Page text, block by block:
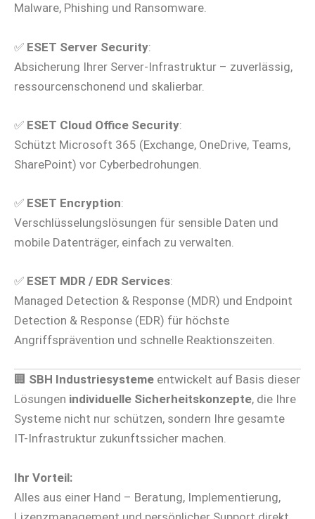
Malware, Phishing und Ransomware.
✅ ESET Server Security:
Absicherung Ihrer Server-Infrastruktur – zuverlässig,
ressourcenschonend und skalierbar.
✅ ESET Cloud Office Security:
Schützt Microsoft 365 (Exchange, OneDrive, Teams,
SharePoint) vor Cyberbedrohungen.
✅ ESET Encryption:
Verschlüsselungslösungen für sensible Daten und
mobile Datenträger, einfach zu verwalten.
✅ ESET MDR / EDR Services:
Managed Detection & Response (MDR) und Endpoint
Detection & Response (EDR) für höchste
Angriffsprävention und schnelle Reaktionszeiten.
🏢 SBH Industriesysteme entwickelt auf Basis dieser
Lösungen individuelle Sicherheitskonzepte, die Ihre
Systeme nicht nur schützen, sondern Ihre gesamte
IT-Infrastruktur zukunftssicher machen.
Ihr Vorteil:
Alles aus einer Hand – Beratung, Implementierung,